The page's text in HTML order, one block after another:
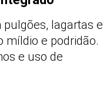
lagartas e
míldio e podridão.
e uso de